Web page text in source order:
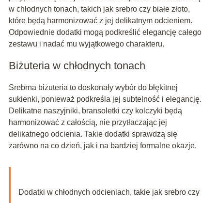
w chłodnych tonach, takich jak srebro czy białe złoto,
które będą harmonizować z jej delikatnym odcieniem.
Odpowiednie dodatki mogą podkreślić elegancję całego
zestawu i nadać mu wyjątkowego charakteru.
Biżuteria w chłodnych tonach
Srebrna biżuteria to doskonały wybór do błękitnej
sukienki, ponieważ podkreśla jej subtelność i elegancję.
Delikatne naszyjniki, bransoletki czy kolczyki będą
harmonizować z całością, nie przytłaczając jej
delikatnego odcienia. Takie dodatki sprawdzą się
zarówno na co dzień, jak i na bardziej formalne okazje.
Dodatki w chłodnych odcieniach, takie jak srebro czy